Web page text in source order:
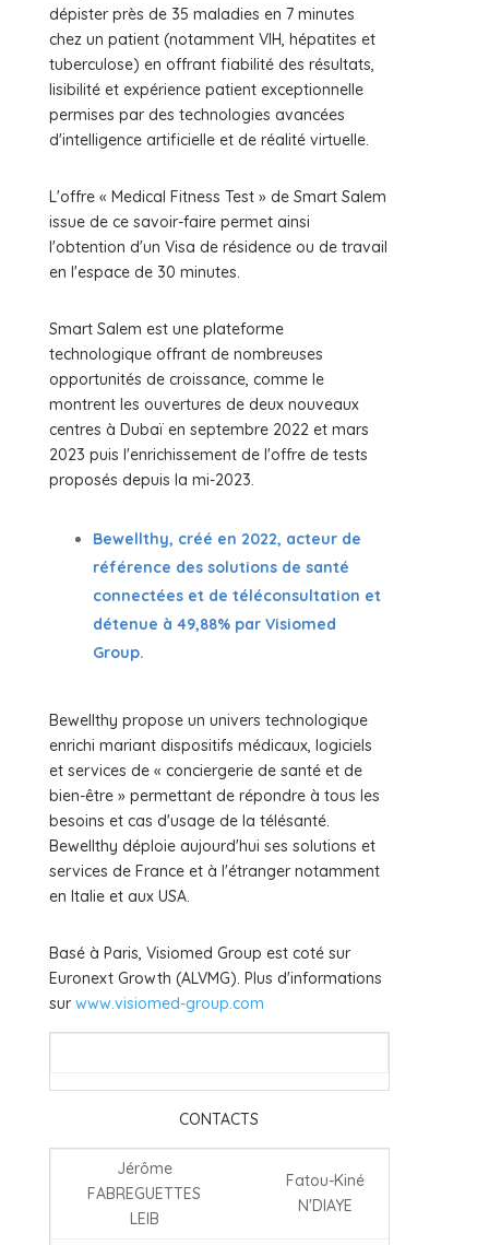
dépister près de 35 maladies en 7 minutes
chez un patient (notamment VIH, hépatites et
tuberculose) en offrant fiabilité des résultats,
lisibilité et expérience patient exceptionnelle
permises par des technologies avancées
d'intelligence artificielle et de réalité virtuelle.
L'offre « Medical Fitness Test » de Smart Salem
issue de ce savoir-faire permet ainsi
l'obtention d'un Visa de résidence ou de travail
en l'espace de 30 minutes.
Smart Salem est une plateforme
technologique offrant de nombreuses
opportunités de croissance, comme le
montrent les ouvertures de deux nouveaux
centres à Dubaï en septembre 2022 et mars
2023 puis l'enrichissement de l'offre de tests
proposés depuis la mi-2023.
Bewellthy, créé en 2022, acteur de
référence des solutions de santé
connectées et de téléconsultation et
détenue à 49,88% par Visiomed
Group.
Bewellthy propose un univers technologique
enrichi mariant dispositifs médicaux, logiciels
et services de « conciergerie de santé et de
bien-être » permettant de répondre à tous les
besoins et cas d'usage de la télésanté.
Bewellthy déploie aujourd'hui ses solutions et
services de France et à l'étranger notamment
en Italie et aux USA.
Basé à Paris, Visiomed Group est coté sur
Euronext Growth (ALVMG). Plus d'informations
sur www.visiomed-group.com
CONTACTS
Jérôme
FABREGUETTES
LEIB
Fatou-Kiné
N'DIAYE